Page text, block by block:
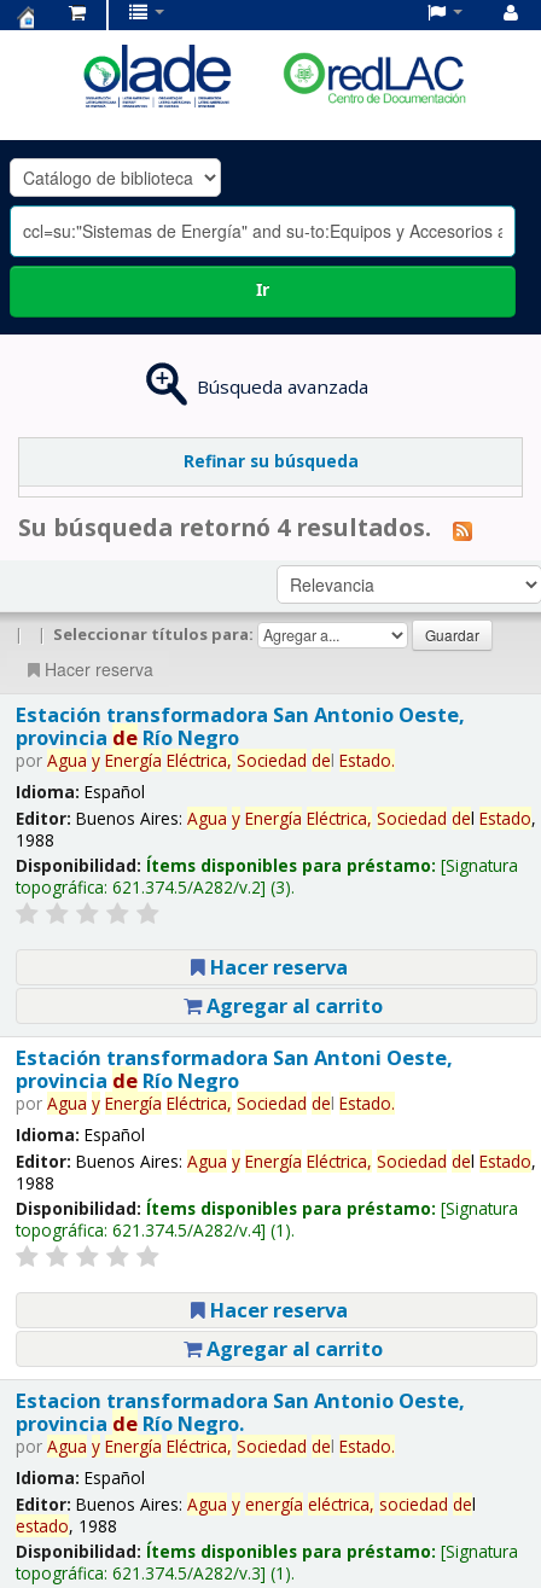
OLADE
-
Ir
Búsqueda avanzada
Refinar su búsqueda
Su búsqueda retornó 4 resultados.
| | Seleccionar títulos para:
Hacer reserva
Estación transformadora San Antonio Oeste,
provincia deRío Negro
por Agua y Energía Eléctrica, Sociedad del Estado.
Idioma: Español
Editor: Buenos Aires: Agua y Energía Eléctrica, Sociedad del Estado,
1988
Disponibilidad: Ítems disponibles para préstamo: Signatura
topográfica: 621.374.5/A282/v.2 (3).
Hacer reserva
Agregar al carrito
Estación transformadora San Antoni Oeste,
provincia deRío Negro
por Agua y Energía Eléctrica, Sociedad del Estado.
Idioma: Español
Editor: Buenos Aires: Agua y Energía Eléctrica, Sociedad del Estado,
1988
Disponibilidad: Ítems disponibles para préstamo: Signatura
topográfica: 621.374.5/A282/v.4 (1).
Hacer reserva
Agregar al carrito
Estacion transformadora San Antonio Oeste,
provincia deRío Negro.
por Agua y Energía Eléctrica, Sociedad del Estado.
Idioma: Español
Editor: Buenos Aires: Agua y energía eléctrica, sociedad del
estado, 1988
Disponibilidad: Ítems disponibles para préstamo: Signatura
topográfica: 621.374.5/A282/v.3 (1).